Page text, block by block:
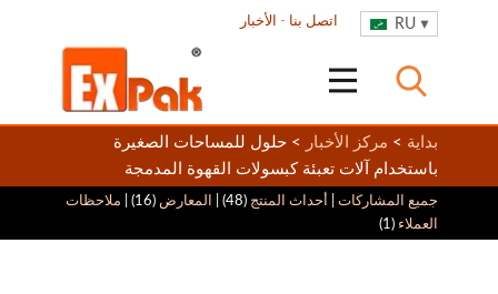
RU اتصل بنا - الأخبار
بداية > مركز الأخبار
> حلول للمساحات الصغيرة
باستخدام آلات تعبئة كبسولات القهوة المدمجة
جميع المشاركات أحداث المنتج (48) | المعارض (16) |
ملاحظات
العملاء (1)